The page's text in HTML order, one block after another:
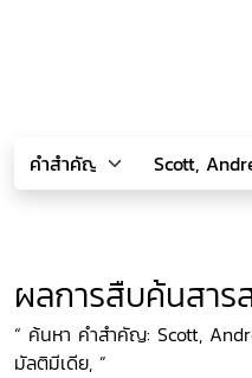
ผลการสืบค้นสาร
“ ค้นหา คำสำคัญ: Scott,
มัลติมีเดีย, ”